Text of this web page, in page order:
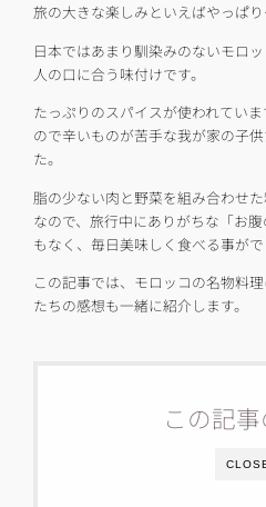
旅の大きな楽しみといえばやっぱり
日本ではあまり馴染みのないモロ
人の口に合う味付けです。
たっぷりのスパイスが使われてい
ので辛いものが苦手な我が家の子
た。
脂の少ない肉と野菜を組み合わせ
なので、旅行中にありがちな「お
もなく、毎日美味しく食べる事がで
この記事では、モロッコの名物料
たちの感想も一緒に紹介します。
この記